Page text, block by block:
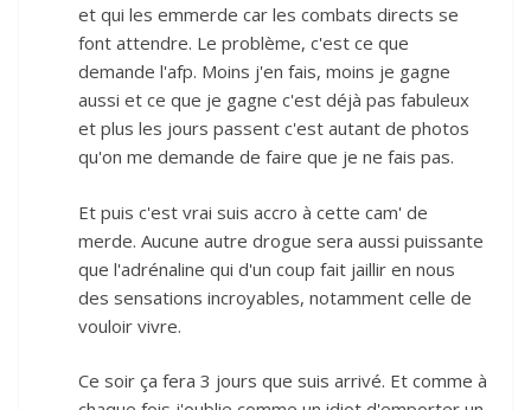
et qui les emmerde car les combats directs se
font attendre. Le problème, c'est ce que
demande l'afp. Moins j'en fais, moins je gagne
aussi et ce que je gagne c'est déjà pas fabuleux
et plus les jours passent c'est autant de photos
qu'on me demande de faire que je ne fais pas.
Et puis c'est vrai suis accro à cette cam' de
merde. Aucune autre drogue sera aussi puissante
que l'adrénaline qui d'un coup fait jaillir en nous
des sensations incroyables, notamment celle de
vouloir vivre.
Ce soir ça fera 3 jours que suis arrivé. Et comme à